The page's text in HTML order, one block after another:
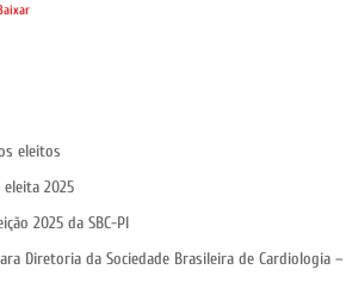
eleitos
2025
2025 da SBC-PI
Diretoria da Sociedade Brasileira de Cardiologia